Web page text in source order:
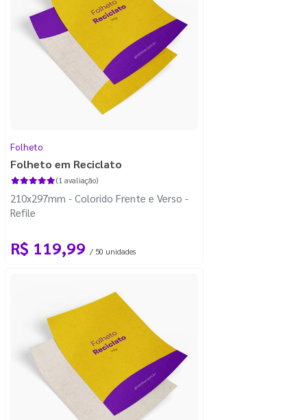
Folheto
Folheto em Reciclato
(1 avaliação)
210x297mm - Colorido Frente e Verso -
Refile
R$ 119,99 / 50 unidades